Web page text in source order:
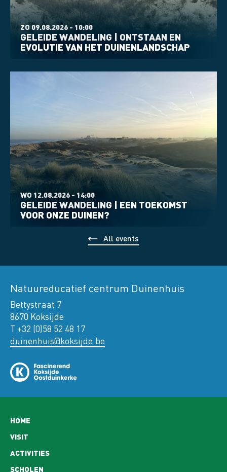
ZO 09.08.2026 - 10:00
GELEIDE WANDELING | ONTSTAAN EN
EVOLUTIE VAN HET DUINENLANDSCHAP
WO 12.08.2026 - 14:00
GELEIDE WANDELING | EEN TOEKOMST
VOOR ONZE DUINEN?
All events
Natuureducatief centrum Duinenhuis
Bettystraat 7
8670 Koksijde
T +32 (0)58 52 48 17
duinenhuis@koksijde.be
Hoofdnavigatie
HOME
VISIT
ACTIVITIES
SCHOLEN